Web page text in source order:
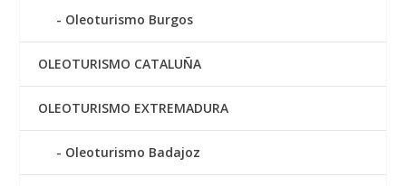
Oleoturismo Burgos
OLEOTURISMO CATALUÑA
OLEOTURISMO EXTREMADURA
Oleoturismo Badajoz